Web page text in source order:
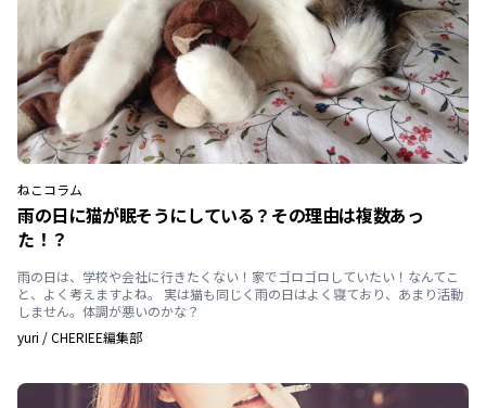
ねこコラム
雨の日に猫が眠そうにしている？その理由は複数あっ
た！？
雨の日は、学校や会社に行きたくない！家でゴロゴロしていたい！なんてこ
と、よく考えますよね。 実は猫も同じく雨の日はよく寝ており、あまり活動
しません。体調が悪いのかな？
yuri /CHERIEE編集部